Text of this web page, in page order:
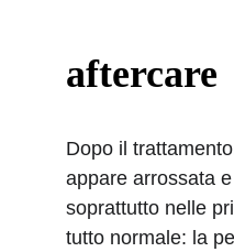
aftercare
Dopo il
appare arrossata
soprattutto nelle
tutto normale: la